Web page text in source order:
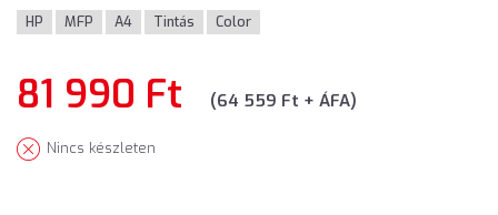
HP MFP A4 Tintás Color
81 990 Ft (64 559 Ft + ÁFA)
Nincs készleten